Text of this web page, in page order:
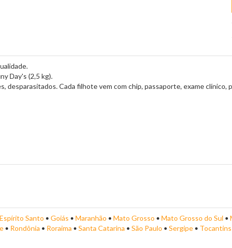
Day's (2,5 kg).
desparasitados. Cada filhote vem com chip, passaporte, exame clínico,
Espírito Santo • Goiás • Maranhão • Mato Grosso • Mato Grosso do Sul •
• Rondônia • Roraima • Santa Catarina • São Paulo • Sergipe • Tocantins